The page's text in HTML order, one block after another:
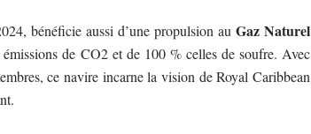
bénéficie aussi d’une propulsion au Gaz Naturel
de CO2 et de 100 % celles de soufre. Avec
ce navire incarne la vision de Royal Caribbean